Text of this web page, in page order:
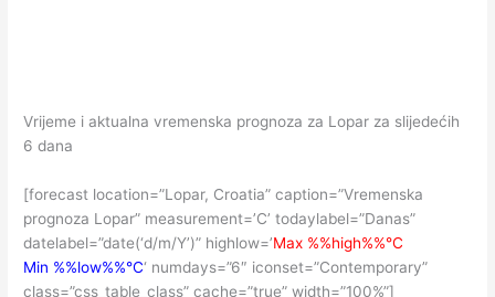
Vrijeme i aktualna vremenska prognoza za Lopar za slijedećih
6 dana
[forecast location=”Lopar, Croatia” caption=”Vremenska
prognoza Lopar” measurement=’C’ todaylabel=”Danas”
datelabel=”date(‘d/m/Y’)” highlow=’Max %%high%%°C
Min %%low%%°C‘ numdays=”6″ iconset=”Contemporary”
class=”css_table_class” cache=”true” width=”100%”]